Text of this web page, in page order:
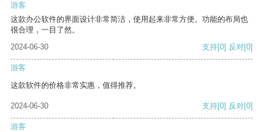
游客
这款办公软件的界面设计非常简洁，使用起来非常方便。功能的布局也
很合理，一目了然。
2024-06-30
支持[0] 反对[0]
游客
这款软件的价格非常实惠，值得推荐。
2024-06-30 支持[0] 反对[0]
游客